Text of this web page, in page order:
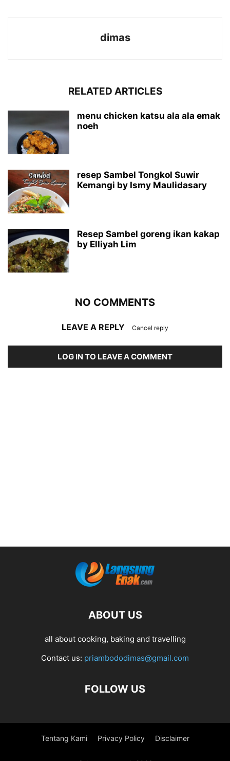
dimas
RELATED ARTICLES
menu chicken katsu ala ala emak
noeh
resep Sambel Tongkol Suwir
Kemangi by Ismy Maulidasary
Resep Sambel goreng ikan kakap
by Elliyah Lim
NO COMMENTS
LEAVE A REPLY Cancel reply
LOG IN TO LEAVE A COMMENT
ABOUT US
all about cooking, baking and travelling
Contact us: priambododimas@gmail.com
FOLLOW US
Tentang Kami Privacy Policy Disclaimer